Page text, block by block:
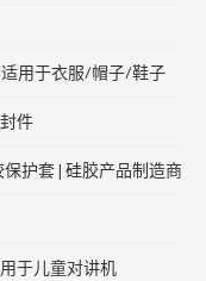
用于衣服/帽子/鞋子
件
保护套 | 硅胶产品制造商
于儿童对讲机